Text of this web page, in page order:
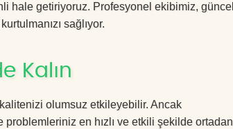
hale getiriyoruz. Profesyonel ekibimiz, güncel
sağlıyor.
Kalın
olumsuz etkileyebilir. Ancak
en hızlı ve etkili şekilde ortadan